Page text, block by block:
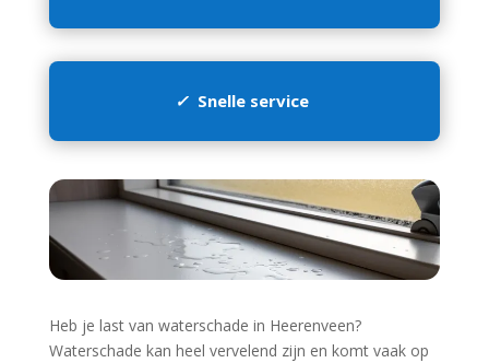
✓ Snelle service
Heb je last van waterschade in Heerenveen?
Waterschade kan heel vervelend zijn en komt vaak op